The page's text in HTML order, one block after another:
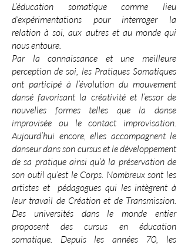
L’éducation somatique comme lieu
d’expérimentations pour interroger la
relation à soi, aux autres et au monde qui
nous entoure.
Par la connaissance et une meilleure
perception de soi, les Pratiques Somatiques
ont participé à l’évolution du mouvement
dansé favorisant la créativité et l’essor de
nouvelles formes telles que la danse
improvisée ou le contact improvisation.
Aujourd’hui encore, elles accompagnent le
danseur dans son cursus et le développement
de sa pratique ainsi qu’à la préservation de
son outil qu’est le Corps. Nombreux sont les
artistes et pédagogues qui les intègrent à
leur travail de Création et de Transmission.
Des universités dans le monde entier
proposent des cursus en éducation
somatique. Depuis les années 70, les